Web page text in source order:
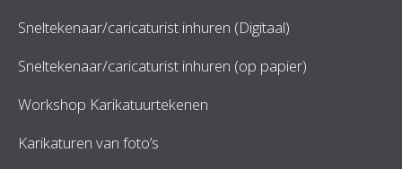
Sneltekenaar/caricaturist inhuren (Digitaal)
Sneltekenaar/caricaturist inhuren (op papier)
Workshop Karikatuurtekenen
Karikaturen van foto’s